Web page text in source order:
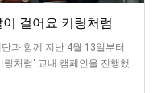
걸어요 키링처럼
과 함께 지난 4월 13일부터
처럼' 교내 캠페인을 진행했